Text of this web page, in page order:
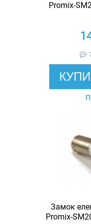
Promix-
Замок
Promix-